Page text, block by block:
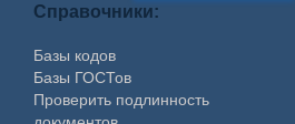
Справочники:
Базы кодов
Базы ГОСТов
Проверить подлинность